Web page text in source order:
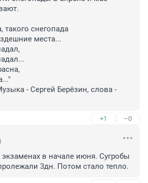
такого снегопада
места...
- Сергей Берёзин, слова -
+1 –0
в начале июня. Сугробы
3дн. Потом стало тепло.